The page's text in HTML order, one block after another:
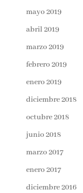
mayo 2019
abril 2019
marzo 2019
febrero 2019
enero 2019
diciembre 2018
octubre 2018
junio 2018
marzo 2017
enero 2017
diciembre 2016